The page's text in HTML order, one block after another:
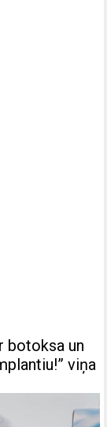
botoksa un
viņa